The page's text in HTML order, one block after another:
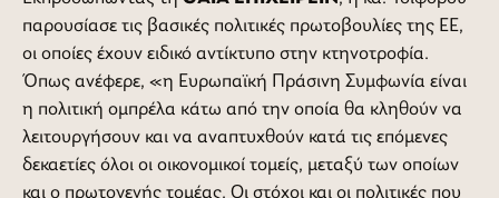
παρουσίασε τις βασικές πολιτικές πρωτοβουλίες της ΕΕ,
οι οποίες έχουν ειδικό αντίκτυπο στην κτηνοτροφία.
Όπως ανέφερε, «η Ευρωπαϊκή Πράσινη Συμφωνία είναι
η πολιτική ομπρέλα κάτω από την οποία θα κληθούν να
λειτουργήσουν και να αναπτυχθούν κατά τις επόμενες
δεκαετίες όλοι οι οικονομικοί τομείς, μεταξύ των οποίων
και ο πρωτογενής τομέας. Οι στόχοι και οι πολιτικές που